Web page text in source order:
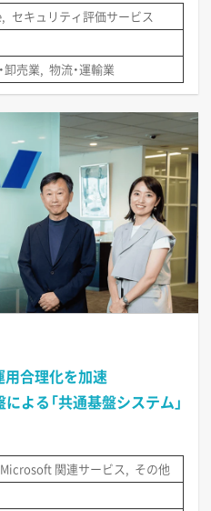
セキュリティ評価サービス
卸売業 物流・運輸業
用合理化を加速
る「共通基盤システム」
Microsoft 関連サービス
その他